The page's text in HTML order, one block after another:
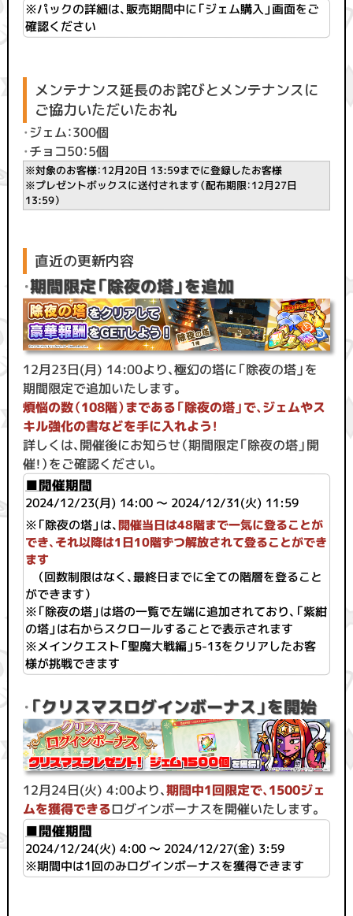
※パックの詳細は、販売期間中に「ジェム購入」画面をご
確認ください
メンテナンス延長のお詫びとメンテナンスに
ご協力いただいたお礼
・ ジェム：300個
・チョコ50：5個
※対象のお客様：12月20日 13:59までに登録したお客様
※プレゼントボックスに送付されます（配布期限：12月27日
13:59）
直近の更新内容
・期間限定「除夜の塔」を追加
12月23日(月) 14:00より、極幻の塔に「除夜の塔」を
期間限定で追加いたします。
煩悩の数（108階）まである「除夜の塔」で、ジェムやス
キル強化の書などを手に入れよう！
詳しくは、開催後にお知らせ（期間限定「除夜の塔」開
催！）をご確認ください。
■開催期間
2024/12/23(月) 14:00 ～ 2024/12/31(火) 11:59
※「除夜の塔」は、開催当日は48階まで一気に登ることが
でき、それ以降は1日10階ずつ解放されて登ることができ
ます
（回数制限はなく、最終日までに全ての階層を登ること
ができます）
※「除夜の塔」は塔の一覧で左端に追加されており、「紫紺
の塔」は右からスクロールすることで表示されます
※メインクエスト「聖魔大戦編」5-13をクリアしたお客
様が挑戦できます
・ 「クリスマスログインボーナス」を開始
12月24日(火) 4:00より、期間中1回限定で、1500ジェ
ムを獲得できるログインボーナスを開催いたします。
■開催期間
2024/12/24(火) 4:00 ～ 2024/12/27(金) 3:59
※期間中は1回のみログインボーナスを獲得できます